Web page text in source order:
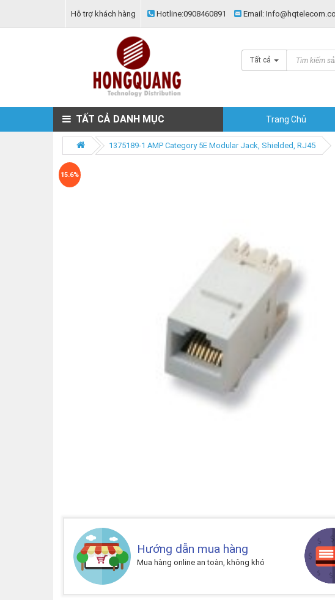
Hỗ trợ khách hàng Hotline:0908460891 Email:
Tất cả
Products
search
TẤT CẢ DANH MỤC Trang Chủ
1375189-1 AMP Category 5E Modular Jack, Shielded, RJ45
15.6%
Hướng dẫn mua hàng
Mua hàng online an toàn, không khó